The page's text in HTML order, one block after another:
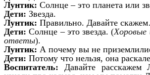
Лунтик: Солнце – это планета или
Дети: Звезда.
Лунтик: Правильно. Давайте
Дети:Солнце – это звезда. (Хоровые
ответы).
Лунтик: А почему вы не
Дети: Потому что нельзя, она
Воспитатель: Давайте